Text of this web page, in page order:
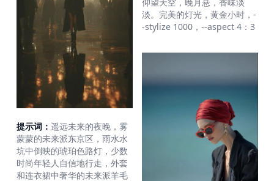
提示词： 遥远未来的夜晚，雾
蒙蒙的未来派东京区，雨水水
坑中倒映的琥珀色路灯，少数
时尚年轻人自信地行走，外套
和连衣裙中奢华的未来派羊毛
淡。完美的灯光，黄金小时，-
-stylize 1000，--aspect 4：3